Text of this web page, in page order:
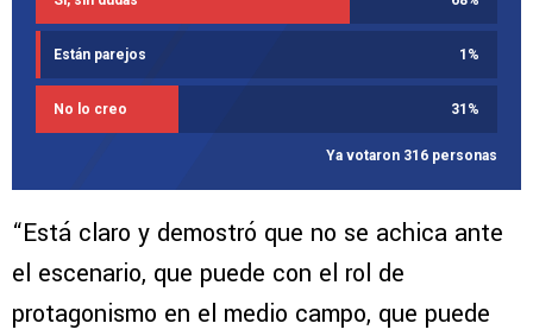
Están parejos 1 %
No lo creo 31 %
Ya votaron 316 personas
“Está claro y demostró que no se achica ante
el escenario, que puede con el rol de
protagonismo en el medio campo, que puede